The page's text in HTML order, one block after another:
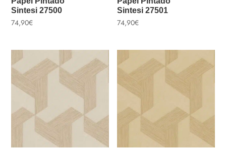
Sintesi 27500
74,90€
Sintesi 27501
74,90€